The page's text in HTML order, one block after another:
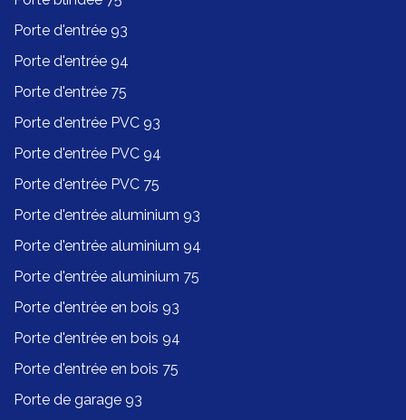
Porte d'entrée 93
Porte d'entrée 94
Porte d'entrée 75
Porte d'entrée PVC 93
Porte d'entrée PVC 94
Porte d'entrée PVC 75
Porte d'entrée aluminium 93
Porte d'entrée aluminium 94
Porte d'entrée aluminium 75
Porte d'entrée en bois 93
Porte d'entrée en bois 94
Porte d'entrée en bois 75
Porte de garage 93